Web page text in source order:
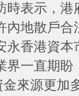
時表示，港
內地散戶合
永香港資本
界一直期盼
來源更加